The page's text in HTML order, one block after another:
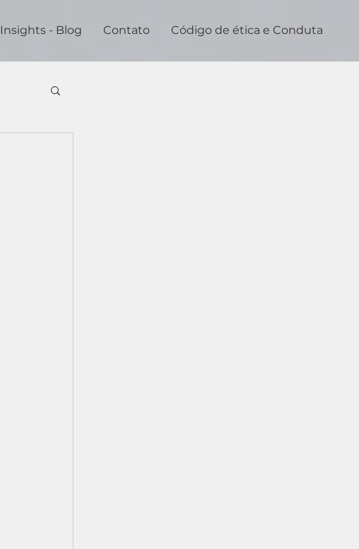
Insights - Blog Contato Código de ética e Conduta